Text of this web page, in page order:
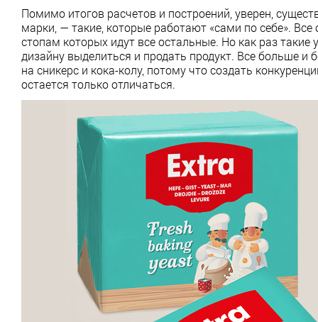
Помимо итогов расчетов и построений, уверен,
марки, — такие, которые работают «сами по себе».
стопам которых идут все остальные. Но как раз
дизайну выделиться и продать продукт. Все больше
на сникерс и кока-колу, потому что создать
остается только отличаться.